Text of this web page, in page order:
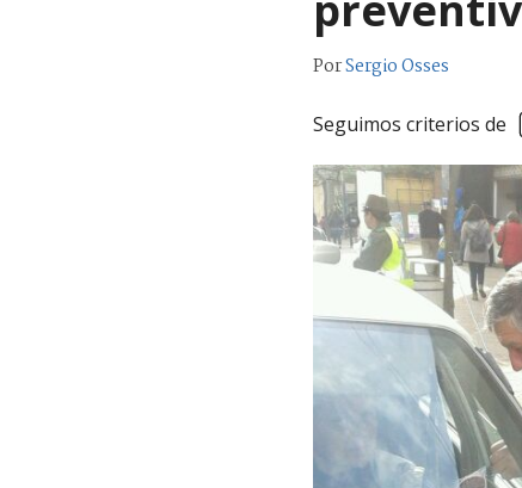
PorSergio Osses
Seguimos criterios de